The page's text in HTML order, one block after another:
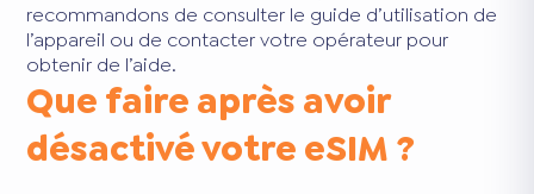
recommandons de consulter le guide d’utilisation de
l’appareil ou de contacter votre opérateur pour
obtenir de l’aide.
Que faire après avoir
désactivé votre eSIM ?